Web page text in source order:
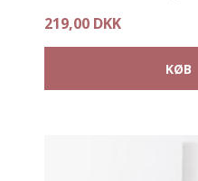
volumen, samler
afslappet struktur.
Produktet giver håret
som afhængig af
219,00 DKK